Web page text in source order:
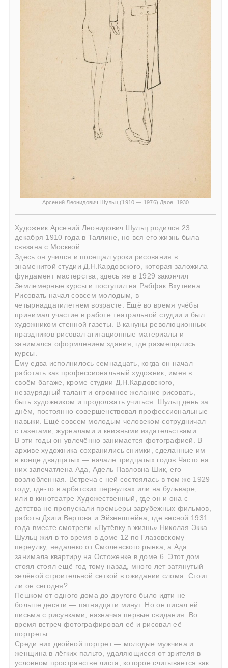
Арсений Леонидович Шульц (1910 — 1976) Двое. 1930
Художник Арсений Леонидович Шульц родился 23
декабря 1910 года в Таллине, но вся его жизнь была
связана с Москвой.
Здесь он учился и посещал уроки рисования в
знаменитой студии Д.Н.Кардовского, которая заложила
фундамент мастерства, здесь же в 1929 закончил
Землемерные курсы и поступил на Рабфак Вхутеина.
Рисовать начал совсем молодым, в
четырнадцатилетнем возрасте. Ещё во время учёбы
принимал участие в работе театральной студии и был
художником стенной газеты. В кануны революционных
праздников рисовал агитационные материалы и
занимался оформлением здания, где размещались
курсы.
Ему едва исполнилось семнадцать, когда он начал
работать как профессиональный художник, имея в
своём багаже, кроме студии Д.Н.Кардовского,
незаурядный талант и огромное желание рисовать,
быть художником и продолжать учиться. Шульц день за
днём, постоянно совершенствовал профессиональные
навыки. Ещё совсем молодым человеком сотрудничал
с газетами, журналами и книжными издательствами.
В эти годы он увлечённо занимается фотографией. В
архиве художника сохранились снимки, сделанные им
в конце двадцатых — начале тридцатых годов.Часто на
них запечатлена Ада, Адель Павловна Шик, его
возлюбленная. Встреча с ней состоялась в том же 1929
году, где-то в арбатских переулках или на бульваре,
или в кинотеатре Художественный, где он и она с
детства не пропускали премьеры зарубежных фильмов,
работы Дзиги Вертова и Эйзенштейна, где весной 1931
года вместе смотрели «Путёвку в жизнь» Николая Экка.
Шульц жил в то время в доме 12 по Глазовскому
переулку, недалеко от Смоленского рынка, а Ада
занимала квартиру на Остоженке в доме 6. Этот дом
стоял стоял ещё год тому назад, много лет затянутый
зелёной строительной сеткой в ожидании слома. Стоит
ли он сегодня?
Пешком от одного дома до другого было идти не
больше десяти — пятнадцати минут. Но он писал ей
письма с рисунками, назначая первые свидания. Во
время встреч фотографировал её и рисовал её
портреты.
Среди них двойной портрет — молодые мужчина и
женщина в лёгких пальто, удаляющиеся от зрителя в
условном пространстве листа, которое считывается как